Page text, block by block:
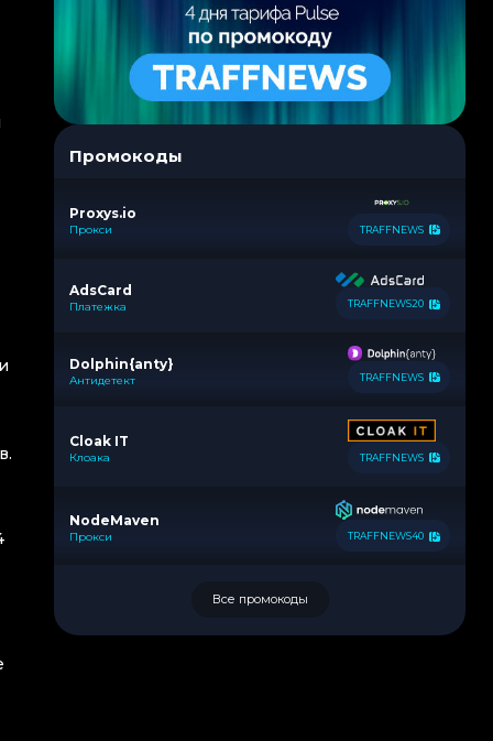
Промокоды
Proxys.io
Прокси TRAFFNEWS
AdsCard
Платежка TRAFFNEWS20
Dolphin{anty}
Антидетект TRAFFNEWS
Cloak IT
Клоака TRAFFNEWS
NodeMaven
Прокси TRAFFNEWS40
Все промокоды